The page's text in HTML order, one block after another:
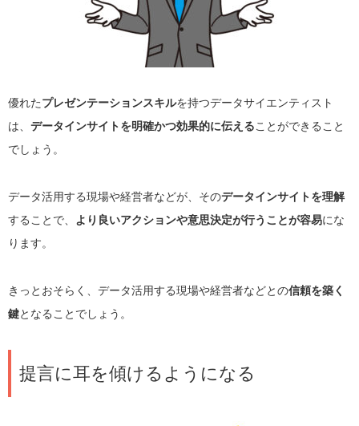
優れたプレゼンテーションスキルを持つデータサイエンティスト
は、 データインサイトを明確かつ効果的に伝えることができること
でしょう。
データ活用する現場や経営者などが、そのデータインサイトを理解
することで、
より良いアクションや意思決定が行うことが容易にな
ります。
きっとおそらく、データ活用する現場や経営者などとの信頼を築く
鍵となることでしょう。
提言に耳を傾けるようになる